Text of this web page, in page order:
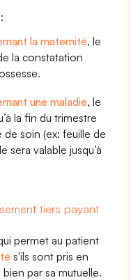
la maternité, le
la constatation
une maladie, le
la fin du trimestre
soin (ex: feuille de
sera valable jusqu’à
tiers payant
permet au patient
s'ils sont pris en
bien par sa mutuelle.